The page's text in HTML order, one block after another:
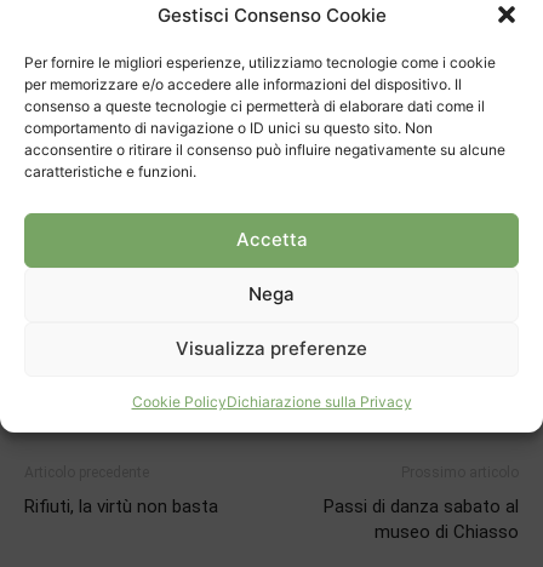
Gestisci Consenso Cookie
Per fornire le migliori esperienze, utilizziamo tecnologie come i cookie
per memorizzare e/o accedere alle informazioni del dispositivo. Il
consenso a queste tecnologie ci permetterà di elaborare dati come il
comportamento di navigazione o ID unici su questo sito. Non
acconsentire o ritirare il consenso può influire negativamente su alcune
caratteristiche e funzioni.
Accetta
Nega
Visualizza preferenze
Cookie PolicyDichiarazione sulla Privacy
la Centrale renderà visita alla Chiodi-Montagna a
Castione.
Rifiuti, la virtù non basta
Passi di danza sabato al
museo di Chiasso